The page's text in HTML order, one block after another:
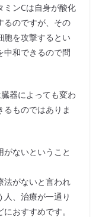
ミンCは自身が酸化
るのですが、その
胞を攻撃するとい
中和できるので問
器によっても変わ
ものではありま
がないということ
法がないと言われ
、治療が一通り
おすすめです。